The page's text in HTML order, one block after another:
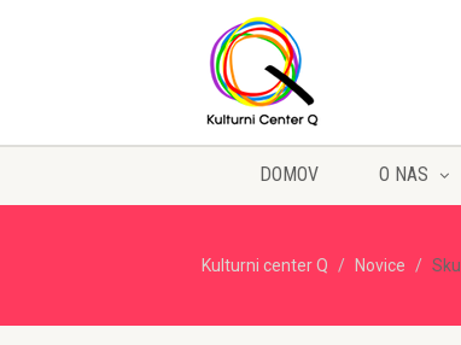
DOMOV O NAS
Kulturni center Q Novice